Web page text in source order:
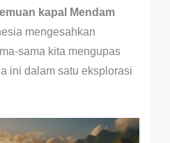
kapal Mendam
mengesahkan
sama kita mengupas
ini dalam satu eksplorasi